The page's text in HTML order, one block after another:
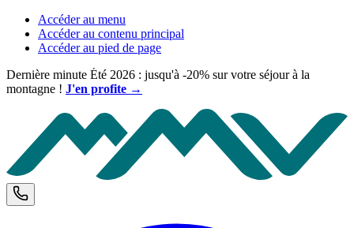
Accéder au menu
Accéder au contenu principal
Accéder au pied de page
Dernière minute Été 2026 : jusqu'à -20% sur votre séjour à la
montagne ! J'en profite →
Téléphone et horaires d'ouverture